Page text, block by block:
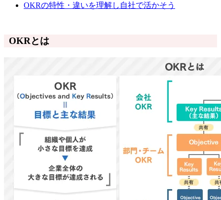
OKRの特性・違いを理解し自社で活かそう
OKRとは